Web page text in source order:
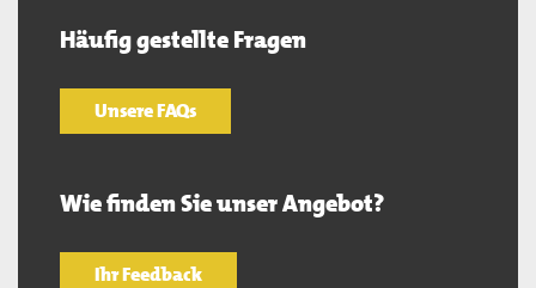
Häufig gestellte Fragen
Unsere FAQs
Wie finden Sie unser Angebot?
Ihr Feedback